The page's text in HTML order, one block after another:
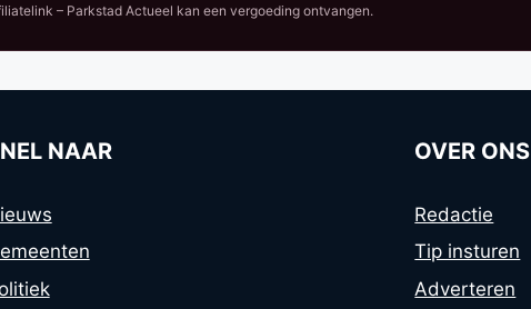
– Parkstad Actueel kan een vergoeding ontvangen.
NAAR OVER ONS
Redactie
Tip insturen
Adverteren